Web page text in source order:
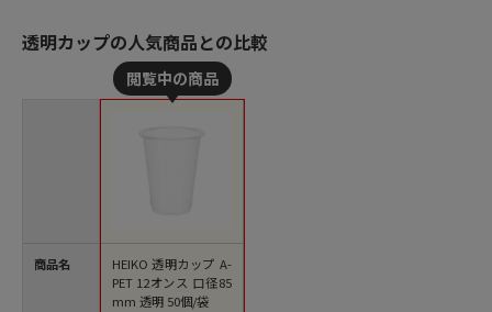
透明カップの人気商品との比較
商品名
HEIKO 透明カップ A-
PET 12オンス 口径85
mm 透明 50個/袋